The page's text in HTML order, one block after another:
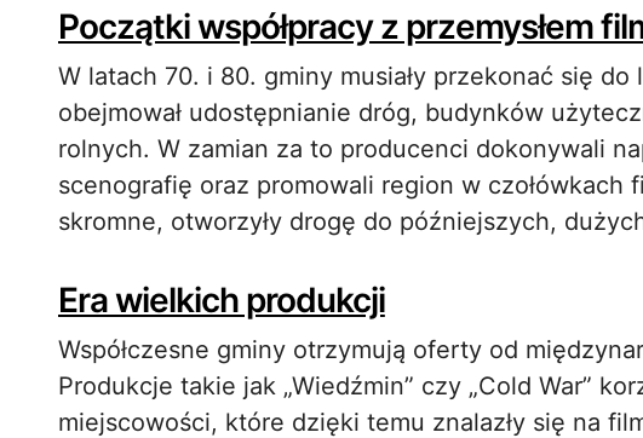
Początki współpracy z przemysłem
W latach 70. i 80. gminy musiały przekonać się
obejmował udostępnianie dróg, budynków
rolnych. W zamian za to producenci dokonywali
scenografię oraz promowali region w czołówkach
skromne, otworzyły drogę do późniejszych,
Era wielkich produkcji
Współczesne gminy otrzymują oferty od
Produkcje takie jak „Wiedźmin” czy „Cold War”
miejscowości, które dzięki temu znalazły się na